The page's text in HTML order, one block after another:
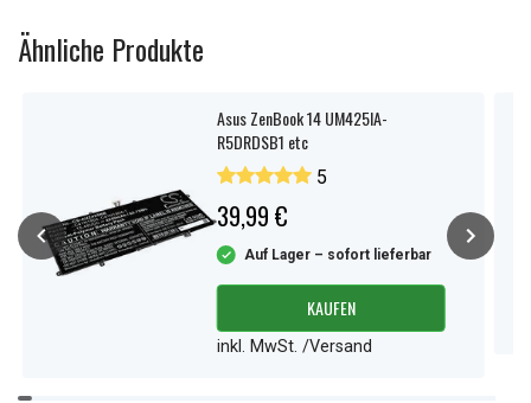
Ähnliche Produkte
Asus ZenBook 14 UM425IA-
R5DRDSB1 etc
5
39,99 €
Auf Lager – sofort lieferbar
KAUFEN
inkl. MwSt. /Versand
Item